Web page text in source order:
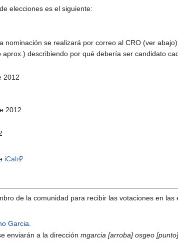
elecciones es el siguiente:
nominación se realizará por correo al CRO (ver
describiendo por qué debería ser candidato
2012
2012
iCal
de la comunidad para recibir las votaciones en las
Garcia
enviarán a la direcciónmgarcia [arroba] osgeo